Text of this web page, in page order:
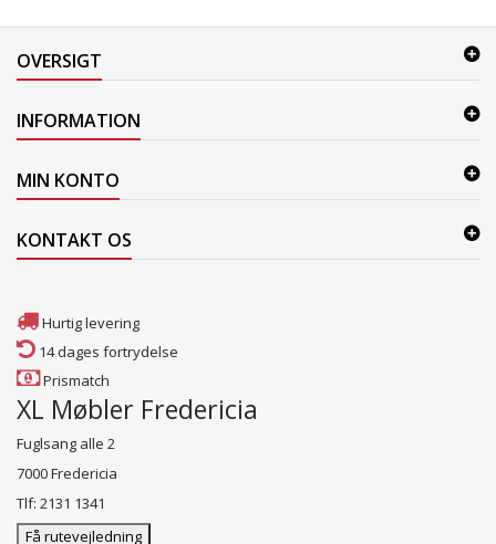
OVERSIGT
INFORMATION
MIN KONTO
KONTAKT OS
Hurtig levering
14 dages fortrydelse
Prismatch
XL Møbler Fredericia
Fuglsang alle 2
7000 Fredericia
Tlf: 2131 1341
Få rutevejledning